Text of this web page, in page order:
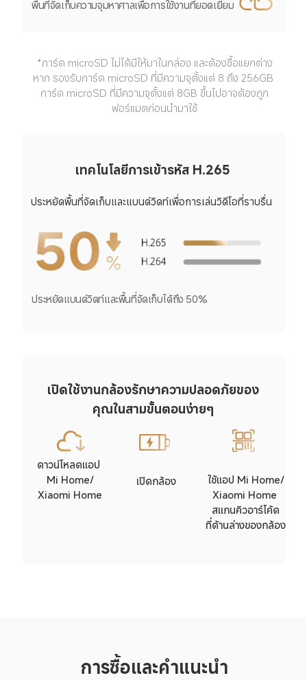
พื้นที่จัดเก็บความจุมหาศาลเพื่อการใช้งานที่ยอดเยี่ยม
*การ์ด microSD ไม่ได้มีให้มาในกล่อง และต้องซื้อแยกต่าง
หาก รองรับการ์ด microSD ที่มีความจุตั้งแต่ 8 ถึง 256GB
การ์ด microSD ที่มีความจุตั้งแต่ 8GB ขึ้นไปอาจต้องถูก
ฟอร์แมตก่อนนำมาใช้
เทคโนโลยีการเข้ารหัส H.265
ประหยัดพื้นที่จัดเก็บและแบนด์วิดท์เพื่อการเล่นวิดีโอที่ราบรื่น
ประหยัดแบนด์วิดท์และพื้นที่จัดเก็บได้ถึง 50%
เปิดใช้งานกล้องรักษาความปลอดภัยของ
คุณในสามขั้นตอนง่ายๆ
ดาวน์โหลดแอป
Mi Home/
Xiaomi Home
เปิดกล้อง
ใช้แอป Mi Home/
Xiaomi Home
สแกนคิวอาร์โค้ด
ที่ด้านล่างของกล้อง
การซื้อและคำแนะนำ